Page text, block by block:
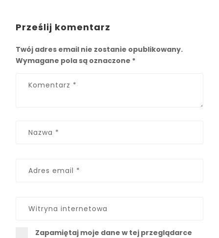
Prześlij komentarz
Twój adres email nie zostanie opublikowany.
Wymagane pola są oznaczone *
Zapamiętaj moje dane w tej przeglądarce